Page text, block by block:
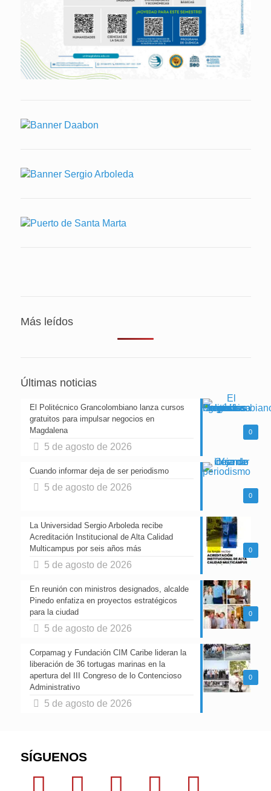
Más leídos
Últimas noticias
0
El Politécnico Grancolombiano lanza cursos
gratuitos para impulsar negocios en
Magdalena
5 de agosto de 2026
0
Cuando informar deja de ser periodismo
5 de agosto de 2026
0
La Universidad Sergio Arboleda recibe
Acreditación Institucional de Alta Calidad
Multicampus por seis años más
5 de agosto de 2026
0
En reunión con ministros designados, alcalde
Pinedo enfatiza en proyectos estratégicos
para la ciudad
5 de agosto de 2026
0
Corpamag y Fundación CIM Caribe lideran la
liberación de 36 tortugas marinas en la
apertura del III Congreso de lo Contencioso
Administrativo
5 de agosto de 2026
SÍGUENOS